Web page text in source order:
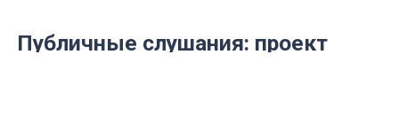
Публичные слушания: проект